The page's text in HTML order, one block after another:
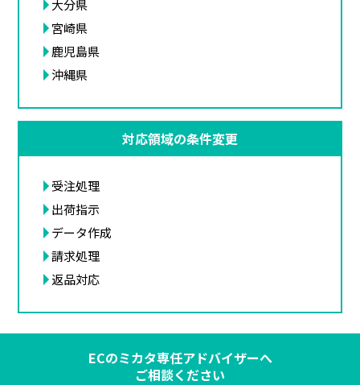
大分県
宮崎県
鹿児島県
沖縄県
対応領域の条件変更
受注処理
出荷指示
データ作成
請求処理
返品対応
ECのミカタ専任アドバイザーへ
ご相談ください